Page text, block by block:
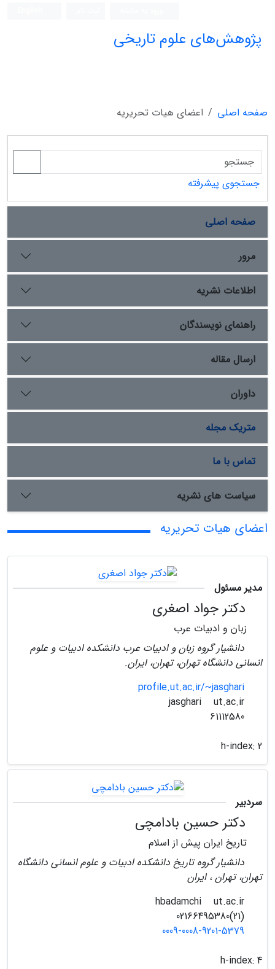
پژوهش‌های علوم تاریخی
صفحه اصلی اعضای هیات تحریریه
جستجوی پیشرفته
صفحه اصلی
مرور
اطلاعات نشریه
راهنمای نویسندگان
ارسال مقاله
داوران
متریک مجله
تماس با ما
سیاست های نشریه
اعضای هیات تحریریه
مدیر مسئول
دکتر جواد اصغری
زبان و ادبیات عرب
دانشیار گروه زبان و ادبیات عرب دانشکده ادبیات و علوم
انسانی دانشگاه تهران، تهران، ایران.
profile.ut.ac.ir/~jasghari
ut.ac.ir
h-index: 2
سردبیر
دکتر حسین بادامچی
تاریخ ایران پیش از اسلام
دانشیار گروه تاریخ دانشکده ادبیات و علوم انسانی دانشگاه
تهران، تهران ، ایران
ut.ac.ir
(21)02166495380
0009-0008-9201-5379
h-index: 4